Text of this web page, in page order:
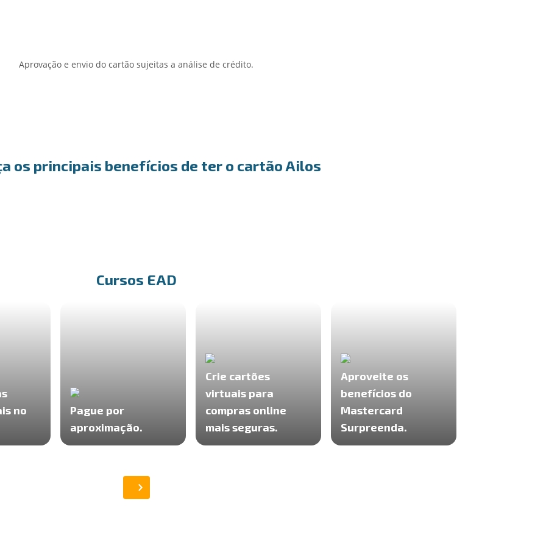
Aprovação e envio do cartão sujeitas a análise de crédito.
os principais benefícios de ter o cartão Ailos
Cursos EAD
no
Pague por
aproximação.
Crie cartões
virtuais para
compras online
mais seguras.
Aproveite os
benefícios do
Mastercard
Surpreenda.